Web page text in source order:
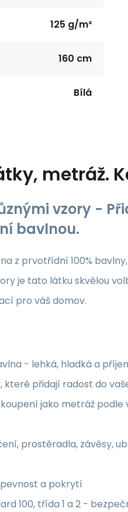
125 g/m²
160 cm
Bílá
metráž.
vzory -
bavlnou.
z prvotřídní 100%
je tato látku skvělou
pro váš domov.
- lehká, hladká a
které přidají radost do
jako metráž
prostěradla, závěsy,
a pokrytí
100, třída 1 a 2 -